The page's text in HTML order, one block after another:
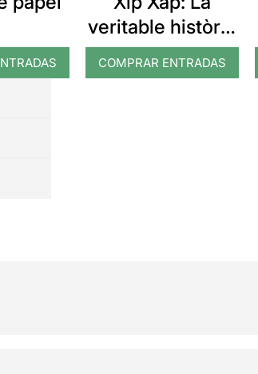
veritable història
dels tres
porquets
COMPRAR ENTRADAS